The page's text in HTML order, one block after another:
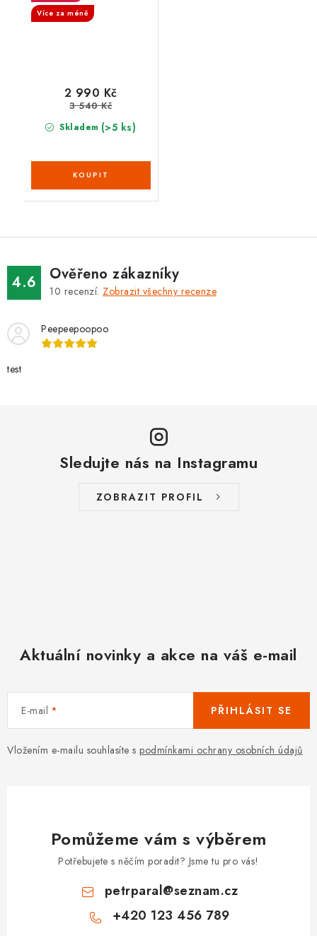
Více za méně
Skladem (>5 ks)
2 990 Kč
3 540 Kč
4.6 Ověřeno zákazníky
10 recenzí. Zobrazit všechny recenze
Peepeepoopoo
test
Sledujte nás na Instagramu
ZOBRAZIT PROFIL
Aktuální novinky a akce na váš e-mail
E-mail
Vložením e-mailu souhlasíte s podmínkami ochrany osobních údajů
PŘIHLÁSIT SE
Pomůžeme vám s výběrem
Potřebujete s něčím poradit? Jsme tu pro vás!
petrparal@seznam.cz
+420 123 456 789